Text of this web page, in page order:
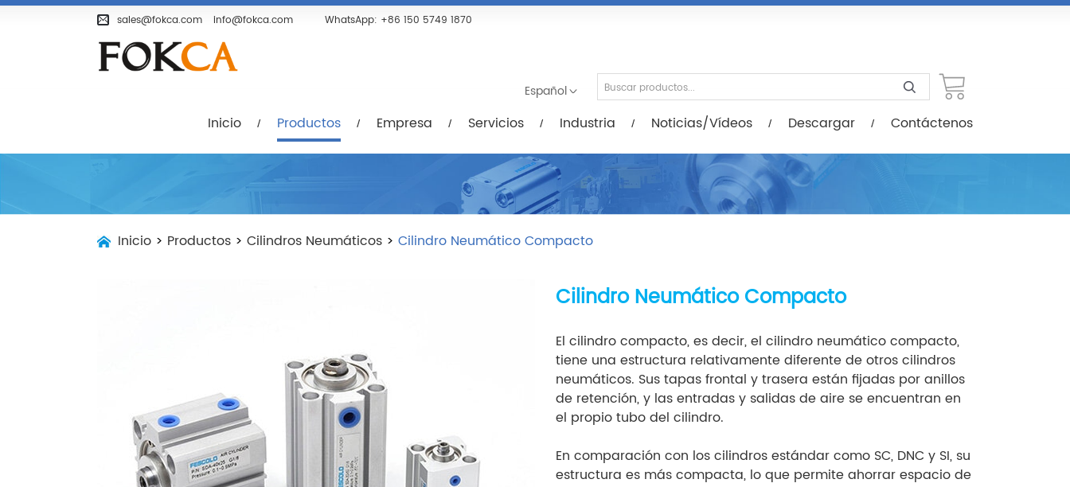
sales@fokca.com info@fokca.com WhatsApp: +86 150 5749 1870
Español
Inicio Productos Empresa Servicios Industria Noticias/Vídeos Descargar Contáctenos
Inicio Productos Empresa Servicios
Inicio > Productos > Cilindros Neumáticos > Cilindro Neumático Compacto
Cilindro Neumático Compacto
El cilindro compacto, es decir, el cilindro neumático compacto,
tiene una estructura relativamente diferente de otros cilindros
neumáticos. Sus tapas frontal y trasera están fijadas por anillos
de retención, y las entradas y salidas de aire se encuentran en
el propio tubo del cilindro.
En comparación con los cilindros estándar como SC, DNC y SI, su
estructura es más compacta, lo que permite ahorrar espacio de